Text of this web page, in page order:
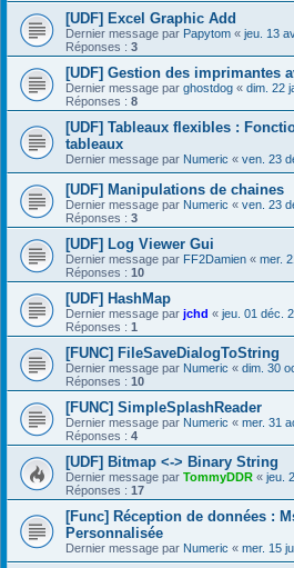
[UDF] Excel Graphic Add
Dernier message par Papytom « jeu. 13
Réponses : 3
[UDF] Gestion des imprimantes
Dernier message par ghostdog « dim. 22
Réponses : 8
[UDF] Tableaux flexibles :
tableaux
Dernier message par Numeric « ven. 23
[UDF] Manipulations de chaines
Dernier message par Numeric « ven. 23
Réponses : 3
[UDF] Log Viewer Gui
Dernier message par FF2Damien « mer.
Réponses : 10
[UDF] HashMap
Dernier message par jchd « jeu. 01 déc.
Réponses : 1
[FUNC] FileSaveDialogToString
Dernier message par Numeric « dim. 30
Réponses : 10
[FUNC] SimpleSplashReader
Dernier message par Numeric « mer. 31
Réponses : 4
[UDF] Bitmap <-> Binary String
Dernier message par TommyDDR « jeu.
Réponses : 17
[Func] Réception de données :
Personnalisée
Dernier message par Numeric « mer. 15